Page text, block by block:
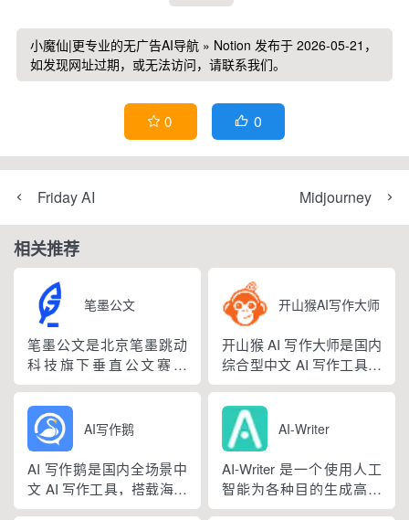
小魔仙|更专业的无广告AI导航 » Notion 发布于 2026-05-21，
如发现网址过期，或无法访问，请联系我们。
 0  0
Friday AI Midjourney
相关推荐
笔墨公文
笔墨公文是北京笔墨跳动
科技旗下垂直公文赛道
AIGC 创作平台，深耕体
制公文专业场景，依托海
量标准公文语料训练专属
大模型。平台整合 AI 公文
生成、全维度智能校对、
范文库、实时更新素材
库、标准化公文模板五大
开山猴AI写作大师
开山猴 AI 写作大师是国内
综合型中文 AI 写作工具，
融合二十年专业内容创作
方法论与自研大模型算
法，大幅降低 AI 使用门
槛，无需专业提示词技巧
即可产出高质量文稿。平
台覆盖 20 余个行业领域、
279 种写作体裁，配备 20
AI写作鹅
AI 写作鹅是国内全场景中
文 AI 写作工具，搭载海量
细分写作模板，覆盖办公
AI-Writer
AI-Writer 是一个使用人工
智能为各种目的生成高质
量和相关内容的平台。无